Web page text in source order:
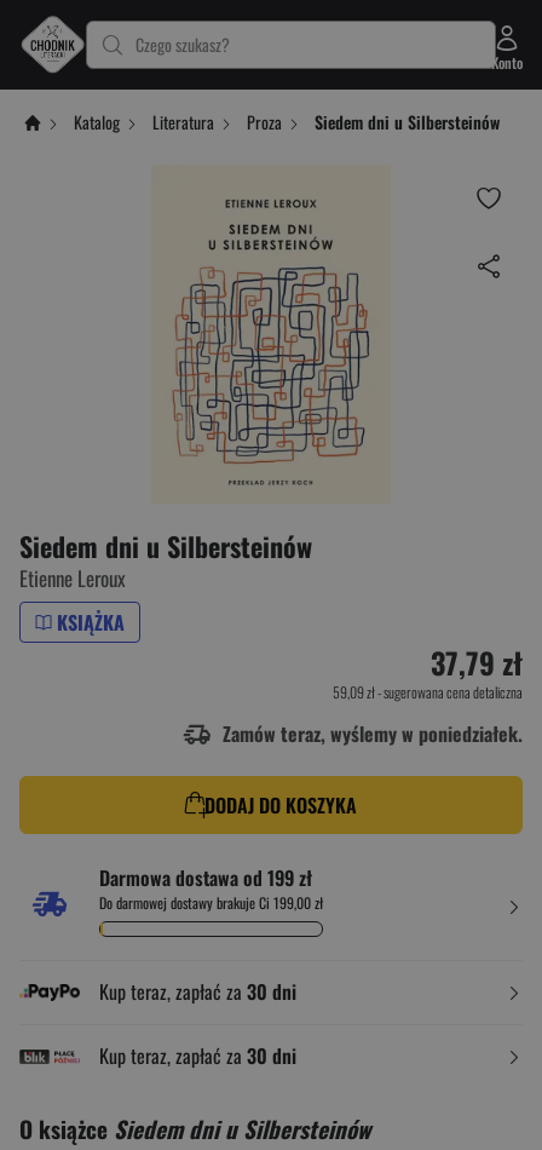
Czego szukasz?
Konto
Katalog Literatura Proza Siedem dni u Silbersteinów
Siedem dni u Silbersteinów
Etienne Leroux
KSIĄŻKA
37,79 zł
59,09 zł- sugerowana cena detaliczna
Zamów teraz, wyślemy w poniedziałek.
DODAJ DO KOSZYKA
Darmowa dostawa od 199 zł
Do darmowej dostawy brakuje Ci 199,00 zł
Kup teraz, zapłać za 30 dni
Kup teraz, zapłać za 30 dni
O książce Siedem dni u Silbersteinów